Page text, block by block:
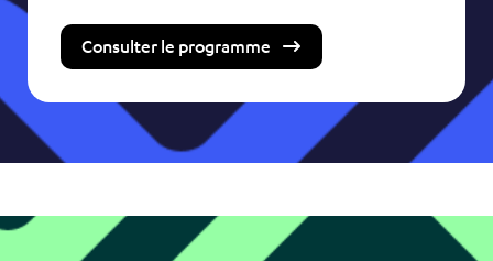
Consulter le programme